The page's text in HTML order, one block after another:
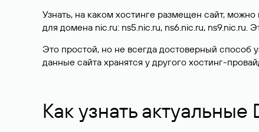
Узнать, на каком хостинге размещен сайт,
для домена nic.ru: ns5.nic.ru, ns6.nic.ru, ns9.nic.ru.
Это простой, но не всегда достоверный способ
данные сайта хранятся у другого хостинг-
Как узнать